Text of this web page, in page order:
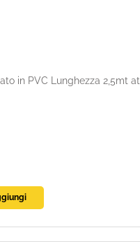
in PVC Lunghezza 2,5mt